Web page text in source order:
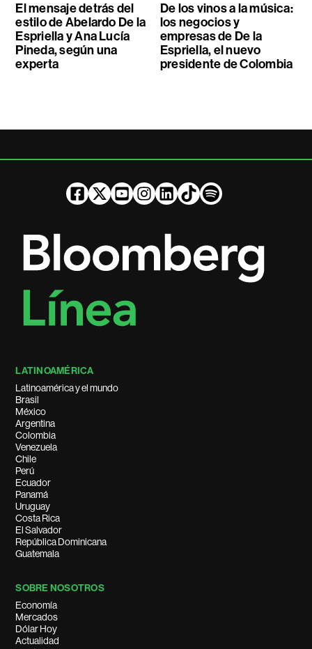
El mensaje detrás del
estilo de Abelardo De la
Espriella y Ana Lucía
Pineda, según una
experta
De los vinos a la música:
los negocios y
empresas de De la
Espriella, el nuevo
presidente de Colombia
LATINOAMÉRICA
Latinoamérica y el mundo
Brasil
México
Argentina
Colombia
Venezuela
Chile
Perú
Ecuador
Panamá
Uruguay
Costa Rica
El Salvador
República Dominicana
Guatemala
SOBRE NOSOTROS
Economía
Mercados
Dólar Hoy
Actualidad